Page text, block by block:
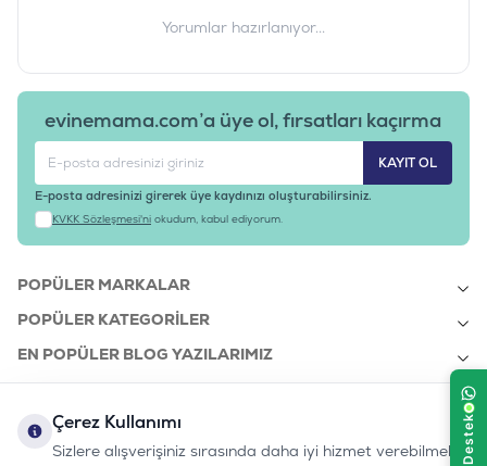
Yorumlar hazırlanıyor...
evinemama.com’a üye ol, fırsatları kaçırma
KAYIT OL
E-posta adresinizi girerek üye kaydınızı oluşturabilirsiniz.
KVKK Sözleşmesi'ni okudum, kabul ediyorum.
POPÜLER MARKALAR
POPÜLER KATEGORILER
EN POPÜLER BLOG YAZILARIMIZ
KURUMSAL
Çerez Kullanımı
Sizlere alışverişiniz sırasında daha iyi hizmet verebilmek